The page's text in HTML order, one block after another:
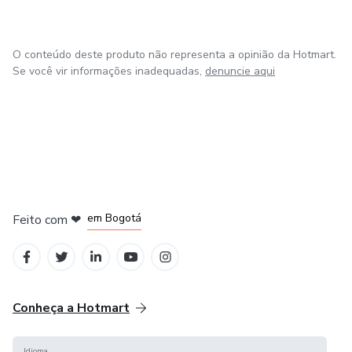
O conteúdo deste produto não representa a opinião da Hotmart.
Se você vir informações inadequadas, denuncie aqui
Feito com ❤ em Bogotá
Conheça a Hotmart